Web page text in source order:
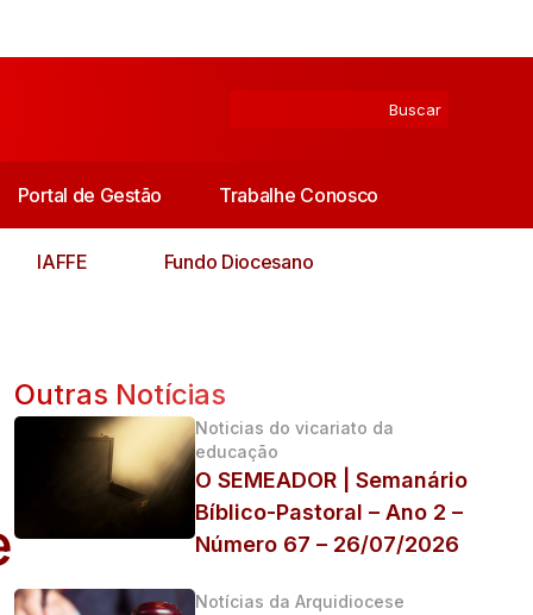
Portal de Gestão Trabalhe Conosco
IAFFE Fundo Diocesano
Outras Notícias
Noticias do vicariato da
educação
O SEMEADOR | Semanário
Bíblico-Pastoral – Ano 2 –
Número 67 – 26/07/2026
Notícias da Arquidiocese